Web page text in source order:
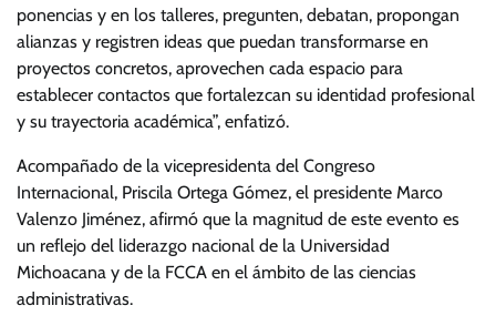
ponencias y en los talleres, pregunten, debatan, propongan
alianzas y registren ideas que puedan transformarse en
proyectos concretos, aprovechen cada espacio para
establecer contactos que fortalezcan su identidad profesional
y su trayectoria académica”, enfatizó.
Acompañado de la vicepresidenta del Congreso
Internacional, Priscila Ortega Gómez, el presidente Marco
Valenzo Jiménez, afirmó que la magnitud de este evento es
un reflejo del liderazgo nacional de la Universidad
Michoacana y de la FCCA en el ámbito de las ciencias
administrativas.